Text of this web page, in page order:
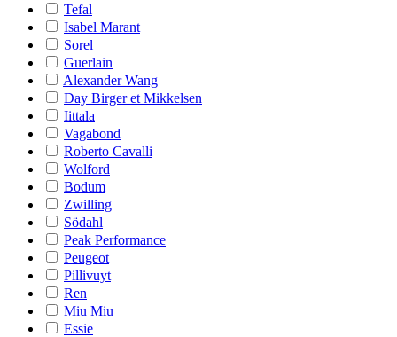
Tefal
Isabel Marant
Sorel
Guerlain
Alexander Wang
Day Birger et Mikkelsen
Iittala
Vagabond
Roberto Cavalli
Wolford
Bodum
Zwilling
Södahl
Peak Performance
Peugeot
Pillivuyt
Ren
Miu Miu
Essie